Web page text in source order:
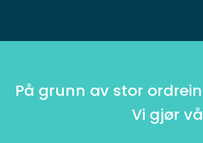
På grunn av stor
Vi gjør